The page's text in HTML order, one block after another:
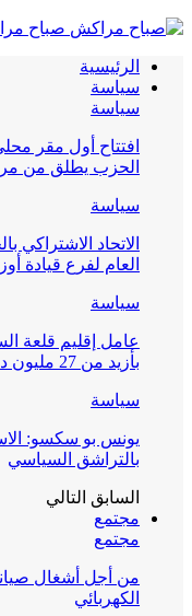
صباح
الرئيسية
سياسة
سياسة
افتتاح أول مقر
الحزب يطلق من
سياسة
الاتحاد الاشتراكي
العام لفرع قيادة
سياسة
عامل إقليم قلعة
بأزيد من 27 مليون درهم احتفاءً…
سياسة
يونس بو سكسو:
بالتراشق السياسي
السابق التالي
مجتمع
مجتمع
من أجل أشغال
الكهربائي